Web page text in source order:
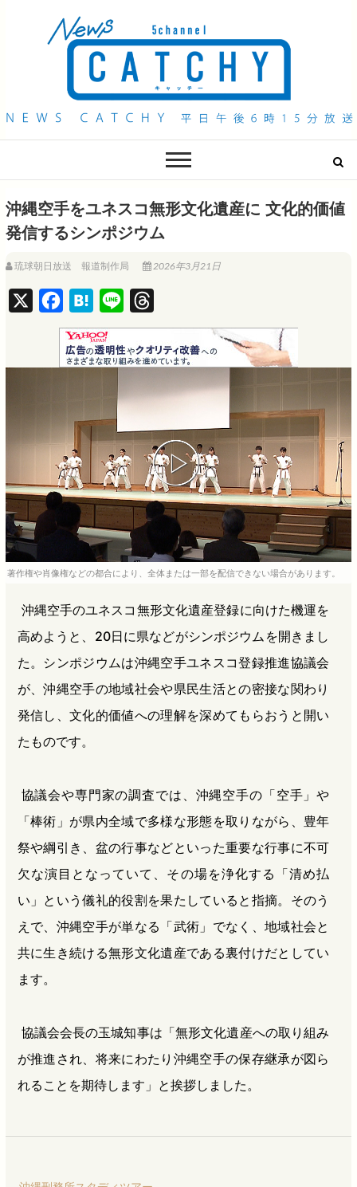
QAB NEWS Headline
沖縄空手をユネスコ無形文化遺産に 文化的価値
発信するシンポジウム
琉球朝日放送 報道制作局 2026年3月21日
a
c
e
o
k
H
a
t
e
a
i
n
e
h
r
e
a
s
著作権や肖像権などの都合により、全体または一部を配信できない場合があります。
沖縄空手のユネスコ無形文化遺産登録に向けた機運を
高めようと、20日に県などがシンポジウムを開きまし
た。シンポジウムは沖縄空手ユネスコ登録推進協議会
が、沖縄空手の地域社会や県民生活との密接な関わり
発信し、文化的価値への理解を深めてもらおうと開い
たものです。
協議会や専門家の調査では、沖縄空手の「空手」や
「棒術」が県内全域で多様な形態を取りながら、豊年
祭や綱引き、盆の行事などといった重要な行事に不可
欠な演目となっていて、その場を浄化する「清め払
い」という儀礼的役割を果たしていると指摘。そのう
えで、沖縄空手が単なる「武術」でなく、地域社会と
共に生き続ける無形文化遺産である裏付けだとしてい
ます。
協議会会長の玉城知事は「無形文化遺産への取り組み
が推進され、将来にわたり沖縄空手の保存継承が図ら
れることを期待します」と挨拶しました。